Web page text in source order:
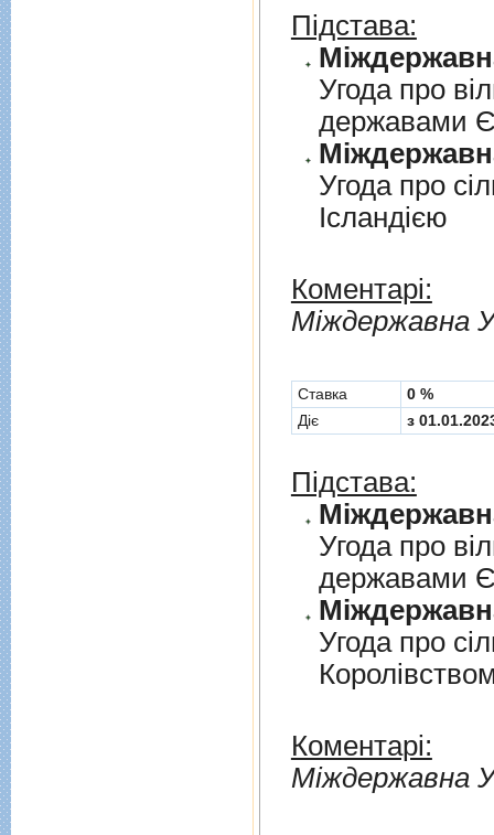
Підстава:
Угода про
державами
Угода про
Iсландiєю
Коментарі:
Мiждержавна
Cтавка
0 %
Діє
з
Підстава:
Угода про
державами
Угода про
Коментарі:
Мiждержавна